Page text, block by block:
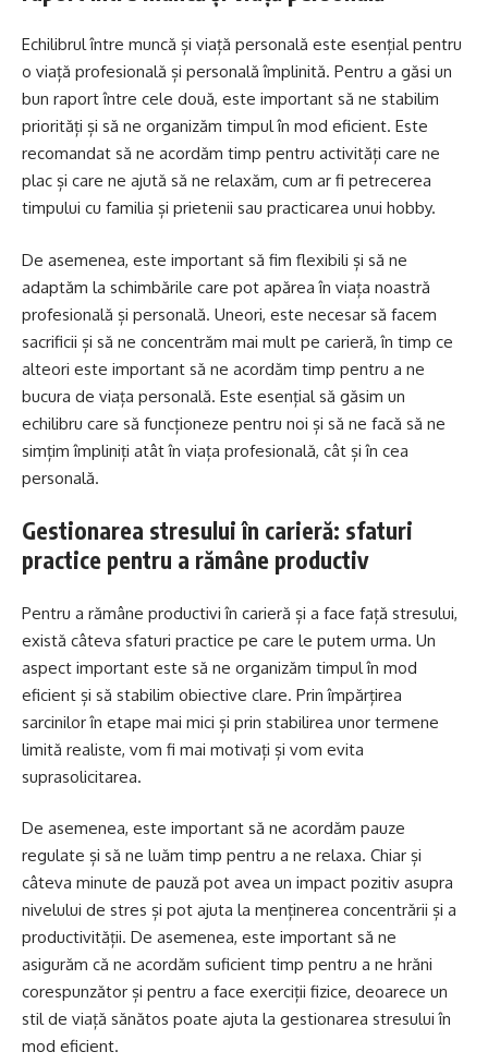
Echilibrul între muncă și viață personală este esențial pentru
o viață profesională și personală împlinită. Pentru a găsi un
bun raport între cele două, este important să ne stabilim
priorități și să ne organizăm timpul în mod eficient. Este
recomandat să ne acordăm timp pentru activități care ne
plac și care ne ajută să ne relaxăm, cum ar fi petrecerea
timpului cu familia și prietenii sau practicarea unui hobby.
De asemenea, este important să fim flexibili și să ne
adaptăm la schimbările care pot apărea în viața noastră
profesională și personală. Uneori, este necesar să facem
sacrificii și să ne concentrăm mai mult pe carieră, în timp ce
alteori este important să ne acordăm timp pentru a ne
bucura de viața personală. Este esențial să găsim un
echilibru care să funcționeze pentru noi și să ne facă să ne
simțim împliniți atât în viața profesională, cât și în cea
personală.
Gestionarea stresului în carieră: sfaturi
practice pentru a rămâne productiv
Pentru a rămâne productivi în carieră și a face față stresului,
există câteva sfaturi practice pe care le putem urma. Un
aspect important este să ne organizăm timpul în mod
eficient și să stabilim obiective clare. Prin împărțirea
sarcinilor în etape mai mici și prin stabilirea unor termene
limită realiste, vom fi mai motivați și vom evita
suprasolicitarea.
De asemenea, este important să ne acordăm pauze
regulate și să ne luăm timp pentru a ne relaxa. Chiar și
câteva minute de pauză pot avea un impact pozitiv asupra
nivelului de stres și pot ajuta la menținerea concentrării și a
productivității. De asemenea, este important să ne
asigurăm că ne acordăm suficient timp pentru a ne hrăni
corespunzător și pentru a face exerciții fizice, deoarece un
stil de viață sănătos poate ajuta la gestionarea stresului în
mod eficient.